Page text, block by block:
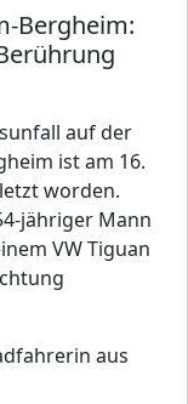
Bergheim:
auf der
ist am 16.
worden.
jähriger Mann
VW Tiguan
aus